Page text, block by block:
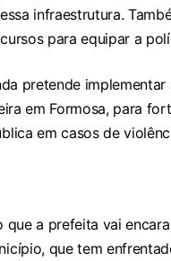
infraestrutura.
para equipar a
pretende implementar
em Formosa, para
em casos de
que a prefeita vai
que tem